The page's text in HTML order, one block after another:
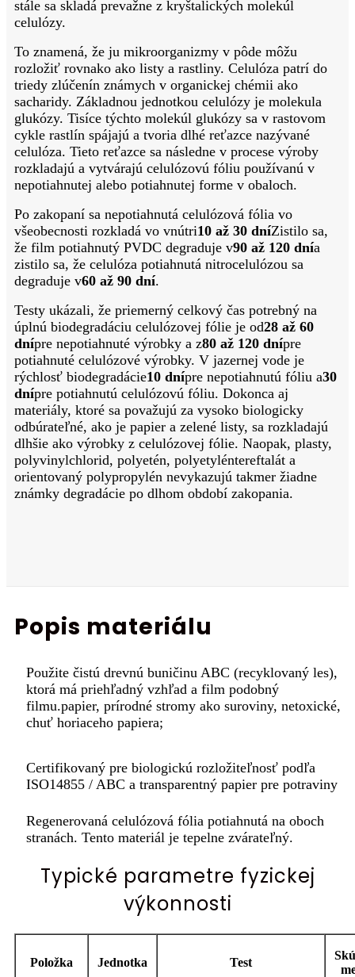
stále sa skladá prevažne z kryštalických molekúl
celulózy.
To znamená, že ju mikroorganizmy v pôde môžu
rozložiť rovnako ako listy a rastliny. Celulóza patrí do
triedy zlúčenín známych v organickej chémii ako
sacharidy. Základnou jednotkou celulózy je molekula
glukózy. Tisíce týchto molekúl glukózy sa v rastovom
cykle rastlín spájajú a tvoria dlhé reťazce nazývané
celulóza. Tieto reťazce sa následne v procese výroby
rozkladajú a vytvárajú celulózovú fóliu používanú v
nepotiahnutej alebo potiahnutej forme v obaloch.
Po zakopaní sa nepotiahnutá celulózová fólia vo
všeobecnosti rozkladá vo vnútri10 až 30 dníZistilo sa,
že film potiahnutý PVDC degraduje v90 až 120 dnía
zistilo sa, že celulóza potiahnutá nitrocelulózou sa
degraduje v60 až 90 dní.
Testy ukázali, že priemerný celkový čas potrebný na
úplnú biodegradáciu celulózovej fólie je od28 až 60
dnípre nepotiahnuté výrobky a z80 až 120 dnípre
potiahnuté celulózové výrobky. V jazernej vode je
rýchlosť biodegradácie10 dnípre nepotiahnutú fóliu a30
dnípre potiahnutú celulózovú fóliu. Dokonca aj
materiály, ktoré sa považujú za vysoko biologicky
odbúrateľné, ako je papier a zelené listy, sa rozkladajú
dlhšie ako výrobky z celulózovej fólie. Naopak, plasty,
polyvinylchlorid, polyetén, polyetyléntereftalát a
orientovaný polypropylén nevykazujú takmer žiadne
známky degradácie po dlhom období zakopania.
Popis materiálu
Použite čistú drevnú buničinu ABC (recyklovaný les),
ktorá má priehľadný vzhľad a film podobný
filmu.papier, prírodné stromy ako suroviny, netoxické,
chuť horiaceho papiera;
Certifikovaný pre biologickú rozložiteľnosť podľa
ISO14855 / ABC a transparentný papier pre potraviny
Regenerovaná celulózová fólia potiahnutá na oboch
stranách. Tento materiál je tepelne zvárateľný.
Typické parametre fyzickej
výkonnosti
Položka Jednotka Test